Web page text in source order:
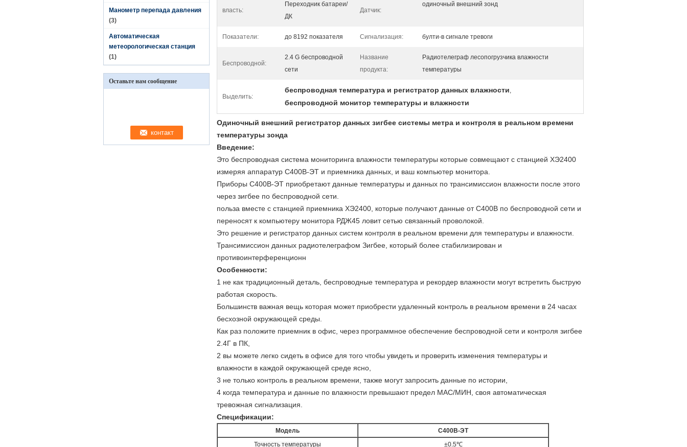
Манометр перепада давления
(3)
Автоматическая
метеорологическая станция
(1)
Оставьте нам сообщение
власть:
Переходник батареи/
ДК
Датчик:
одиночный внешний зонд
Показатели: до 8192 показателя Сигнализация: булти-в сигнале тревоги
Беспроводной:
2.4 G беспроводной
сети
Название
продукта:
Радиотелеграф лесопогрузчика влажности
температуры
Выделить:
беспроводная температура и регистратор данных влажности,
беспроводной монитор температуры и влажности
Одиночный внешний регистратор данных зигбее системы метра и контроля в реальном времени
температуры зонда
Введение:
Это беспроводная система мониторинга влажности температуры которые совмещают с станцией ХЭ2400
измеряя аппаратур С400В-ЭТ и приемника данных, и ваш компьютер монитора.
Приборы С400В-ЭТ приобретают данные температуры и данных по трансимиссион влажности после этого
через зигбее по беспроводной сети.
польза вместе с станцией приемника ХЭ2400, которые получают данные от С400В по беспроводной сети и
переносят к компьютеру монитора РДЖ45 ловит сетью связанный проволокой.
Это решение и регистратор данных систем контроля в реальном времени для температуры и влажности.
Трансимиссион данных радиотелеграфом Зигбее, который более стабилизирован и
противоинтерференционн
Особенности:
1 не как традиционный деталь, беспроводные температура и рекордер влажности могут встретить быструю
работая скорость.
Большинств важная вещь которая может приобрести удаленный контроль в реальном времени в 24 часах
бесхозной окружающей среды.
Как раз положите приемник в офис, через программное обеспечение беспроводной сети и контроля зигбее
2.4Г в ПК,
2 вы можете легко сидеть в офисе для того чтобы увидеть и проверить изменения температуры и
влажности в каждой окружающей среде ясно,
3 не только контроль в реальном времени, также могут запросить данные по истории,
4 когда температура и данные по влажности превышают предел МАС/МИН, своя автоматическая
тревожная сигнализация.
Спецификации:
Модель
С400В-ЭТ
Точность температуры
±0.5℃